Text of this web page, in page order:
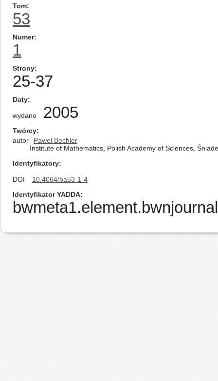
Tom
53
Numer
1
Strony
25-37
Daty
wydano 2005
Twórcy
autor
Paweł Bechler
Institute of Mathematics, Polish Academy of Sciences,
Identyfikatory
DOI
10.4064/ba53-1-4
Identyfikator YADDA